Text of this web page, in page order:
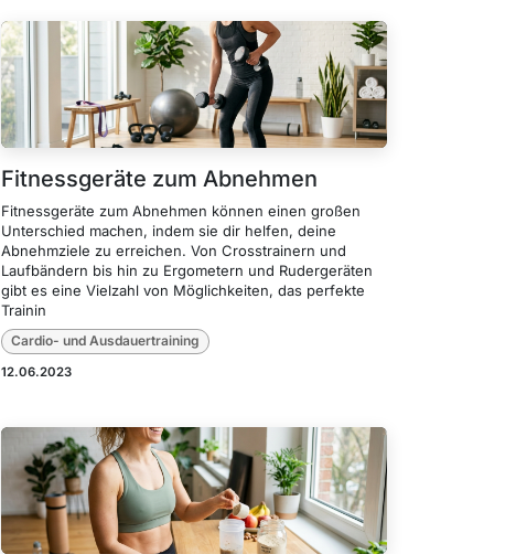
Fitnessgeräte zum Abnehmen
Fitnessgeräte zum Abnehmen können einen großen
Unterschied machen, indem sie dir helfen, deine
Abnehmziele zu erreichen. Von Crosstrainern und
Laufbändern bis hin zu Ergometern und Rudergeräten
gibt es eine Vielzahl von Möglichkeiten, das perfekte
Trainin
Cardio- und Ausdauertraining
12.06.2023